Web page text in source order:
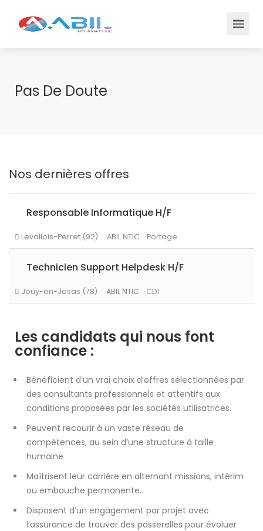
Pas De Doute
Nos dernières offres
Responsable Informatique H/F
Levallois-Perret (92) ABIL NTIC Portage
Technicien Support Helpdesk H/F
Les candidats qui nous font
confiance :
Bénéficient d’un vrai choix d’offres sélectionnées par
des consultants professionnels et attentifs aux
conditions proposées par les sociétés utilisatrices.
Peuvent recourir à un vaste réseau de
compétences, au sein d’une structure à taille
humaine
Maîtrisent leur carrière en alternant missions, intérim
ou embauche permanente.
Disposent d’un engagement par projet avec
l’assurance de trouver des passerelles pour évoluer